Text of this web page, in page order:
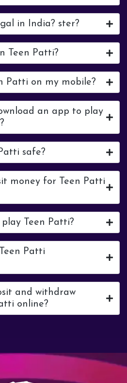
in India? ster?
Teen Patti?
Patti on my mobile?
an app to play
safe?
money for Teen Patti
Teen Patti?
Patti
and withdraw
online?